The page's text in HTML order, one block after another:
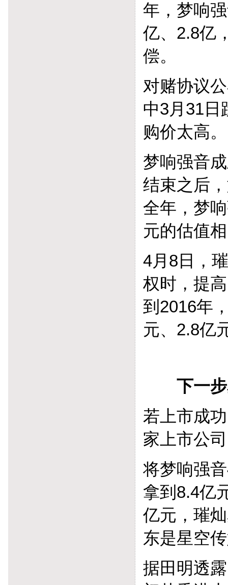
年，梦响
亿、2.8亿
偿。
对赌协议
中3月31日
购价太高。
梦响强音
结束之后
全年，梦
元的估值
4月8日，
权时，提
到2016年
元、2.8亿
下一步
若上市成
家上市公
将梦响强
拿到8.4亿
亿元，璀
东是星空
据田明透